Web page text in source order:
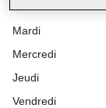
Lundi
Mardi
Mercredi
Jeudi
Vendredi